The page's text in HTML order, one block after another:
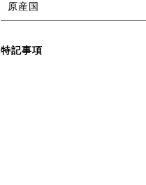
原産国
特記事項